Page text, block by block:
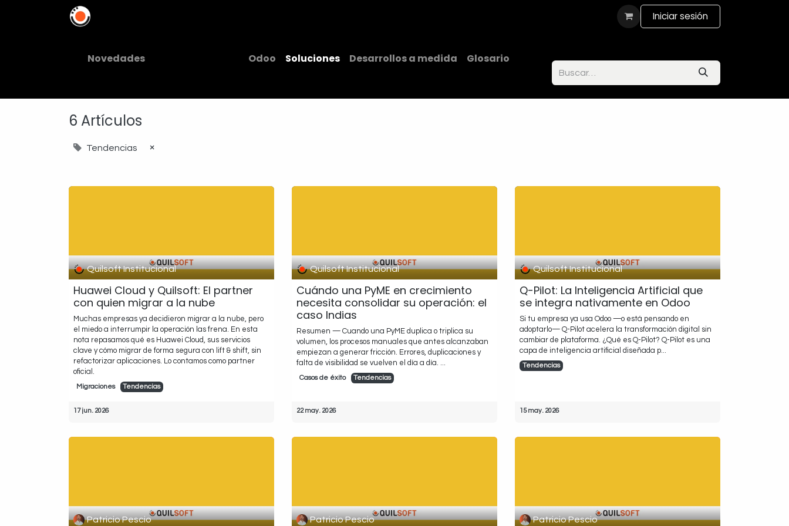
Iniciar sesión
Novedades Odoo Soluciones Desarrollos a medida Glosario
6 Artículos
Tendencias ×
Quilsoft Institucional
Huawei Cloud y Quilsoft: El partner
con quien migrar a la nube
Muchas empresas ya decidieron migrar a la nube, pero
el miedo a interrumpir la operación las frena. En esta
nota repasamos qué es Huawei Cloud, sus servicios
clave y cómo migrar de forma segura con lift & shift, sin
refactorizar aplicaciones. Lo contamos como partner
oficial.
Migraciones Tendencias
17 jun. 2026
Quilsoft Institucional
Cuándo una PyME en crecimiento
necesita consolidar su operación: el
caso Indias
Resumen — Cuando una PyME duplica o triplica su
volumen, los procesos manuales que antes alcanzaban
empiezan a generar fricción. Errores, duplicaciones y
falta de visibilidad se vuelven el día a día. ...
Casos de éxito Tendencias
22 may. 2026
Quilsoft Institucional
Q-Pilot: La Inteligencia Artificial que
se integra nativamente en Odoo
Si tu empresa ya usa Odoo —o está pensando en
adoptarlo— Q-Pilot acelera la transformación digital sin
cambiar de plataforma. ¿Qué es Q-Pilot? Q-Pilot es una
capa de inteligencia artificial diseñada p...
Tendencias
15 may. 2026
Patricio Pescio Patricio Pescio Patricio Pescio